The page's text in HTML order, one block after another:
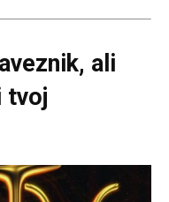
ali
tvoj